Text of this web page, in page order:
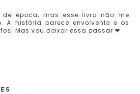
de época, mas esse livro não me
A história parece envolvente e os
Mas vou deixar essa passar ❤